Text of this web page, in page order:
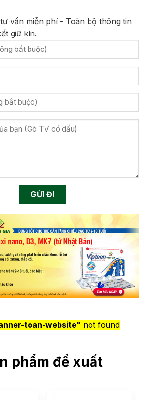
vấn miễn phí - Toàn bộ thông tin
giữ kín.
toan-website" not found
phẩm đề xuất